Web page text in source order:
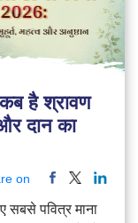
है श्रावण
दान का
on
सबसे पवित्र माना